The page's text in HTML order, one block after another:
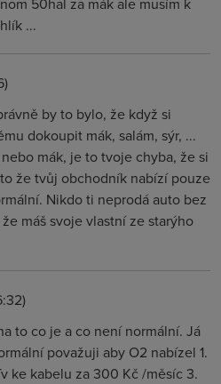
...
by to bylo, že když si
dokoupit mák, salám, sýr, ...
mák, je to tvoje chyba, že si
že tvůj obchodník nabízí pouze
Nikdo ti neprodá auto bez
máš svoje vlastní ze starýho
to co je a co není normální. Já
považuji aby O2 nabízel 1.
ke kabelu za 300 Kč /měsíc 3.